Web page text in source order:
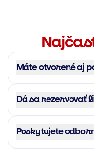
Máte otvorené aj
Dá sa rezervovať
Poskytujete